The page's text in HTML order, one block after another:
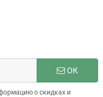
ОК
о скидках и